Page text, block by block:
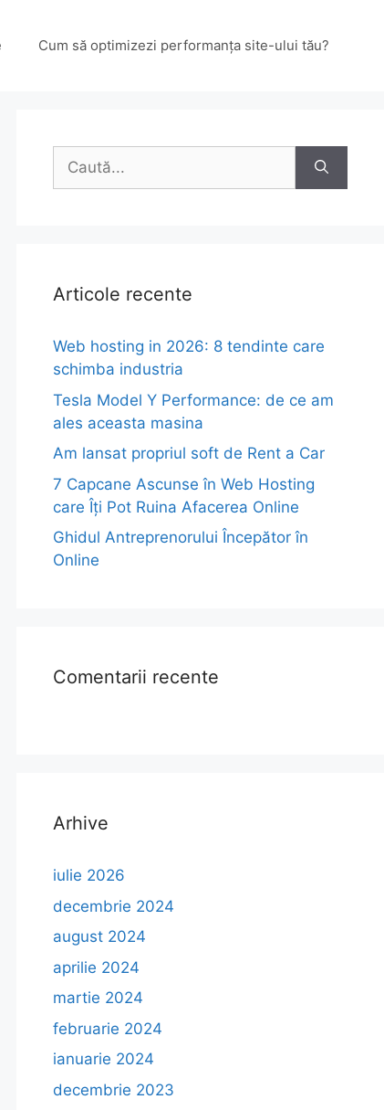
Cum să optimizezi performanța site-ului tău?
Caută
Articole recente
Web hosting in 2026: 8 tendinte care
schimba industria
Tesla Model Y Performance: de ce am
ales aceasta masina
Am lansat propriul soft de Rent a Car
7 Capcane Ascunse în Web Hosting
care Îți Pot Ruina Afacerea Online
Ghidul Antreprenorului Începător în
Online
Comentarii recente
Arhive
iulie 2026
decembrie 2024
august 2024
aprilie 2024
martie 2024
februarie 2024
ianuarie 2024
decembrie 2023